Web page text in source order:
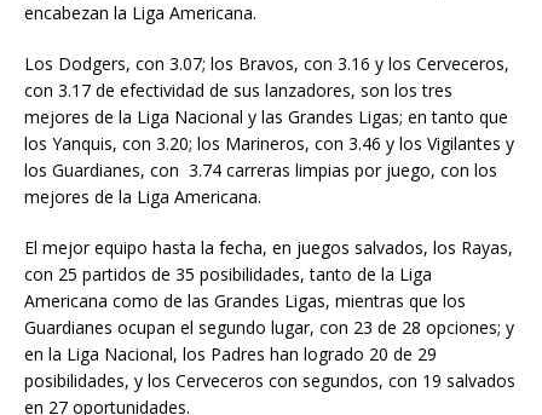
encabezan la Liga Americana.
Los Dodgers, con 3.07; los Bravos, con 3.16 y los Cerveceros,
con 3.17 de efectividad de sus lanzadores, son los tres
mejores de la Liga Nacional y las Grandes Ligas; en tanto que
los Yanquis, con 3.20; los Marineros, con 3.46 y los Vigilantes y
los Guardianes, con 3.74 carreras limpias por juego, con los
mejores de la Liga Americana.
El mejor equipo hasta la fecha, en juegos salvados, los Rayas,
con 25 partidos de 35 posibilidades, tanto de la Liga
Americana como de las Grandes Ligas, mientras que los
Guardianes ocupan el segundo lugar, con 23 de 28 opciones; y
en la Liga Nacional, los Padres han logrado 20 de 29
posibilidades, y los Cerveceros con segundos, con 19 salvados
en 27 oportunidades.